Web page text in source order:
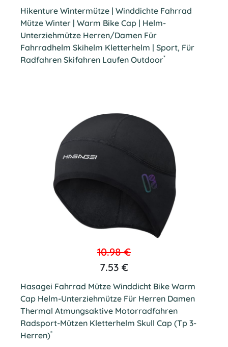
Hikenture Wintermütze | Winddichte Fahrrad
Mütze Winter | Warm Bike Cap | Helm-
Unterziehmütze Herren/Damen Für
Fahrradhelm Skihelm Kletterhelm | Sport, Für
Radfahren Skifahren Laufen Outdoor*
10.98 €
7.53 €
Hasagei Fahrrad Mütze Winddicht Bike Warm
Cap Helm-Unterziehmütze Für Herren Damen
Thermal Atmungsaktive Motorradfahren
Radsport-Mützen Kletterhelm Skull Cap (Tp 3-
Herren)*